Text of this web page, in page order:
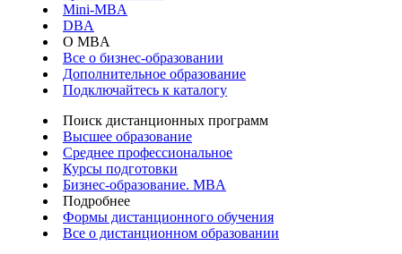
Mini-MBA
DBA
О MBA
Все о бизнес-образовании
Дополнительное образование
Подключайтесь к каталогу
Поиск дистанционных программ
Высшее образование
Среднее профессиональное
Курсы подготовки
Бизнес-образование. MBA
Подробнее
Формы дистанционного обучения
Все о дистанционном образовании